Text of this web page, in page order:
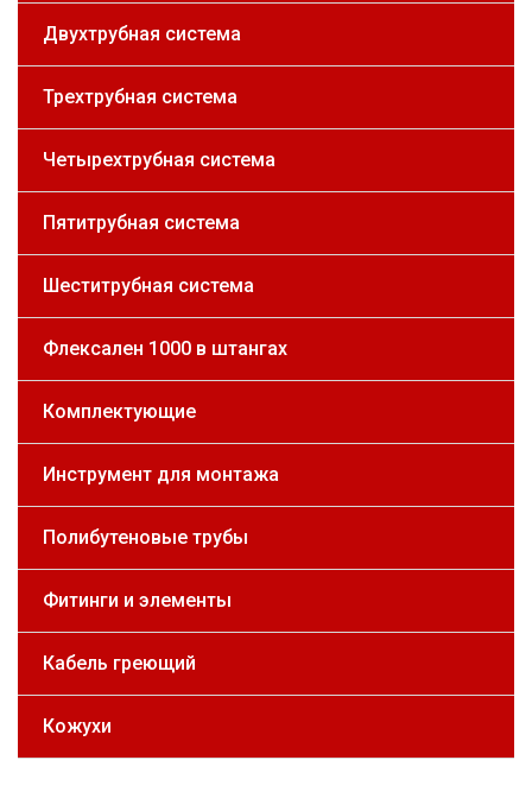
Двухтрубная система
Трехтрубная система
Четырехтрубная система
Пятитрубная система
Шеститрубная система
Флексален 1000 в штангах
Комплектующие
Инструмент для монтажа
Полибутеновые трубы
Фитинги и элементы
Кабель греющий
Кожухи